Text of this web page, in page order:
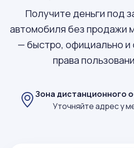
Получите деньги под
автомобиля без продажи
— быстро, официально и
права
Зона дистанционного
Уточняйте адрес у